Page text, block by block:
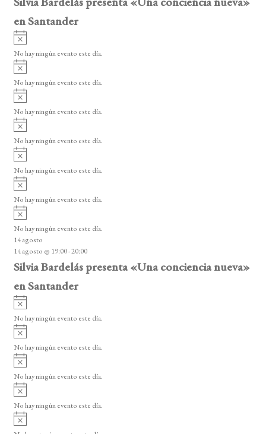
en Santander
A
v
i
o
No hay ningún evento este día.
A
v
i
o
No hay ningún evento este día.
A
v
i
o
No hay ningún evento este día.
A
v
i
o
No hay ningún evento este día.
A
v
i
o
No hay ningún evento este día.
A
v
i
o
No hay ningún evento este día.
A
v
i
s
o
No hay ningún evento este día.
14 agosto
14 agosto @ 19:00-20:00
Silvia Bardelás presenta «Una conciencia nueva»
en Santander
A
v
i
o
No hay ningún evento este día.
A
v
i
o
No hay ningún evento este día.
A
v
i
o
No hay ningún evento este día.
A
v
i
No hay ningún evento este día.
A
v